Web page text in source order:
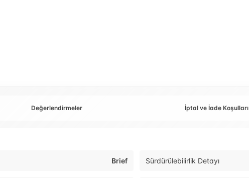
Değerlendirmeler İptal ve İade Koşulları
Brief Sürdürülebilirlik Detayı